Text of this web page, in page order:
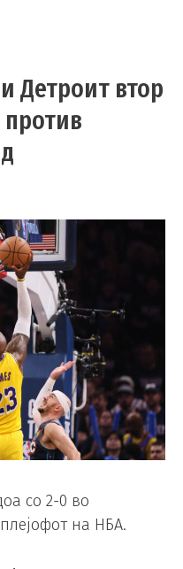
Детроит втор
против
со 2-0 во
на НБА.